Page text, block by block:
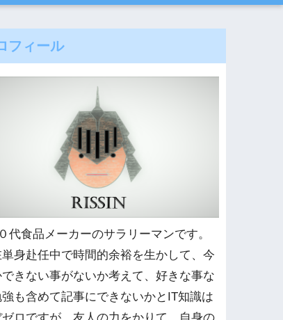
フィール
代食品メーカーのサラリーマンです。
身赴任中で時間的余裕を生かして、今
できない事がないか考えて、好きな事な
強も含めて記事にできないかとIT知識は
ゼロですが、友人の力をかりて、自身の